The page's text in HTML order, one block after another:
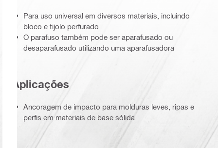
Para uso universal em diversos materiais, incluindo
bloco e tijolo perfurado
O parafuso também pode ser aparafusado ou
desaparafusado utilizando uma aparafusadora
Aplicações
Ancoragem de impacto para molduras leves, ripas e
perfis em materiais de base sólida